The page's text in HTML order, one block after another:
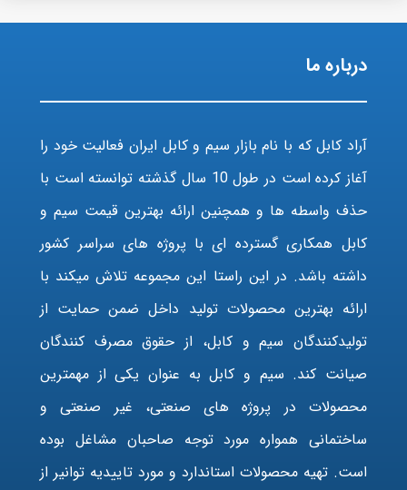
درباره ما
آراد کابل که با نام بازار سیم و کابل ایران فعالیت خود را
آغاز کرده است در طول 10 سال گذشته توانسته است با
حذف واسطه ها و همچنین ارائه بهترین قیمت سیم و
کابل همکاری گسترده ای با پروژه های سراسر کشور
داشته باشد. در این راستا این مجموعه تلاش میکند با
ارائه بهترین محصولات تولید داخل ضمن حمایت از
تولیدکنندگان سیم و کابل، از حقوق مصرف کنندگان
صیانت کند. سیم و کابل به عنوان یکی از مهمترین
محصولات در پروژه های صنعتی، غیر صنعتی و
ساختمانی همواره مورد توجه صاحبان مشاغل بوده
است. تهیه محصولات استاندارد و مورد تاییدیه توانیر از